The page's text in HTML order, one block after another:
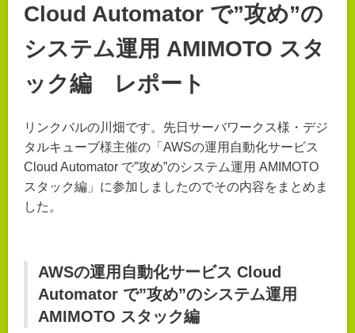
Cloud Automator で”攻め”の
システム運用 AMIMOTO スタ
ック編 レポート
リンクバルの川畑です。先日サーバワークス様・デジ
タルキューブ様主催の「AWSの運用自動化サービス
Cloud Automator で”攻め”のシステム運用 AMIMOTO
スタック編」に参加しましたのでその内容をまとめま
した。
AWSの運用自動化サービス Cloud
Automator で”攻め”のシステム運用
AMIMOTO スタック編